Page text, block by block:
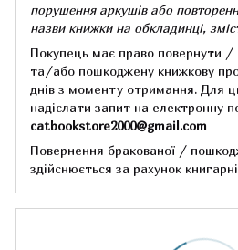
порушення аркушів або
назви книжки на обкладинці,
Покупець має право повернути /
та/або пошкоджену книжкову
днів з моменту отримання. Для
надіслати запит на електронну
catbookstore2000@gmail.com
Повернення бракованої /
здійснюється за рахунок